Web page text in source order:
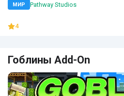
МИР Pathway Studios
4
Гоблины Add-On